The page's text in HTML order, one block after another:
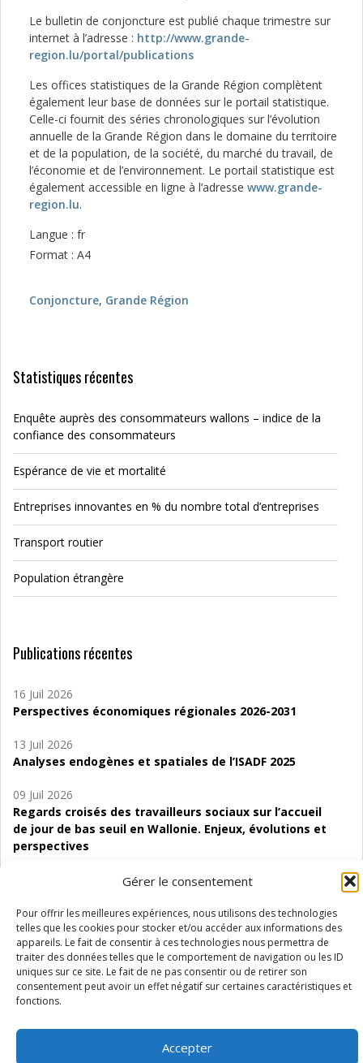
Gérer le consentement
Pour offrir les meilleures expériences, nous utilisons des technologies
telles que les cookies pour stocker et/ou accéder aux informations des
appareils. Le fait de consentir à ces technologies nous permettra de
traiter des données telles que le comportement de navigation ou les ID
uniques sur ce site. Le fait de ne pas consentir ou de retirer son
consentement peut avoir un effet négatif sur certaines caractéristiques et
fonctions.
Accepter
Le bulletin de conjoncture est publié chaque trimestre sur
internet à l’adresse : http://www.grande-
region.lu/portal/publications
Les offices statistiques de la Grande Région complètent
également leur base de données sur le portail statistique.
Celle-ci fournit des séries chronologiques sur l’évolution
annuelle de la Grande Région dans le domaine du territoire
et de la population, de la société, du marché du travail, de
l’économie et de l’environnement. Le portail statistique est
également accessible en ligne à l’adresse www.grande-
region.lu.
Langue : fr
Format : A4
Conjoncture, Grande Région
Statistiques récentes
Enquête auprès des consommateurs wallons – indice de la
confiance des consommateurs
Espérance de vie et mortalité
Entreprises innovantes en % du nombre total d’entreprises
Transport routier
Population étrangère
Publications récentes
16 Juil 2026
Perspectives économiques régionales 2026-2031
13 Juil 2026
Analyses endogènes et spatiales de l’ISADF 2025
09 Juil 2026
Regards croisés des travailleurs sociaux sur l’accueil
de jour de bas seuil en Wallonie. Enjeux, évolutions et
perspectives
d’accompagnement à l’autocréation d’emploi (SAACE)
01 Juil 2026
Pénurie du personnel infirmier :quels indicateurs
d’offre de soins pour comprendre la situation en
Wallonie ?